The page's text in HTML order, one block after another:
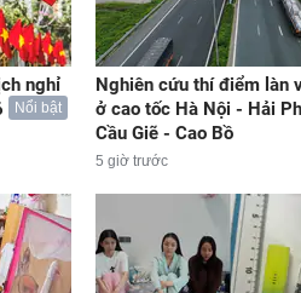
nghỉ
Nổi bật
Nghiên cứu thí điểm làn
ở cao tốc Hà Nội - Hải
Cầu Giẽ - Cao Bồ
5 giờ trước